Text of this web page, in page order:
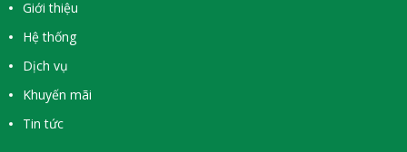
Giới thiệu
Hệ thống
Dịch vụ
Khuyến mãi
Tin tức